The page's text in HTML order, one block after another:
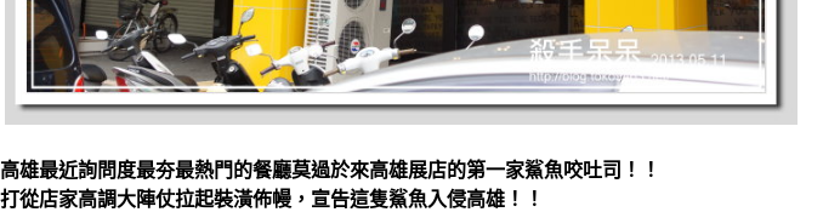
高雄最近詢問度最夯最熱門的餐廳莫過於來高雄展店的第一家鯊魚咬吐司！！
打從店家高調大陣仗拉起裝潢佈幔，宣告這隻鯊魚入侵高雄！！